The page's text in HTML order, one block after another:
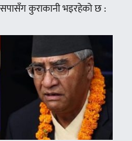
कुराकानी भइरहेको छ :